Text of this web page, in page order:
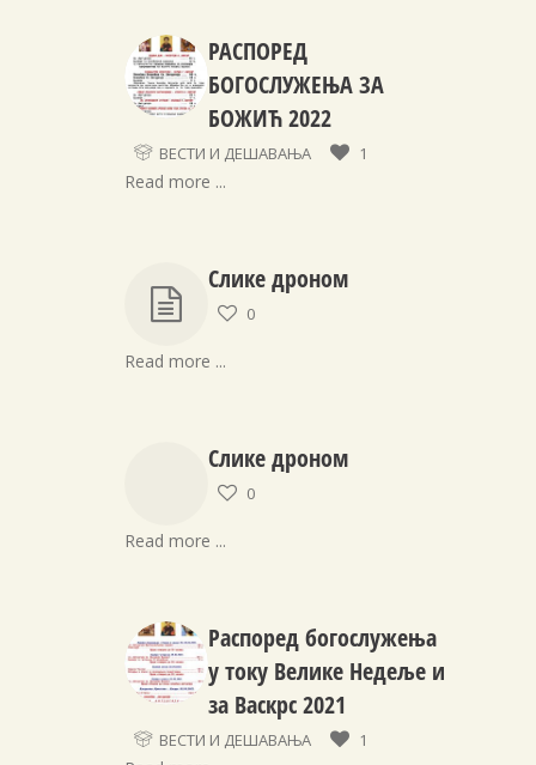
РАСПОРЕД
БОГОСЛУЖЕЊА ЗА
БОЖИЋ 2022
ВЕСТИ И ДЕШАВАЊА 1
Read more ...
Слике дроном
0
Read more ...
Слике дроном
0
Read more ...
Распоред богослужења
у току Велике Недеље и
за Васкрс 2021
ВЕСТИ И ДЕШАВАЊА 1